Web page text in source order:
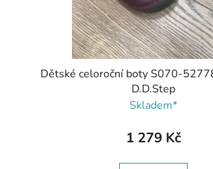
Dětské celoroční boty S070-
D.D.Step
Skladem*
1 279 Kč